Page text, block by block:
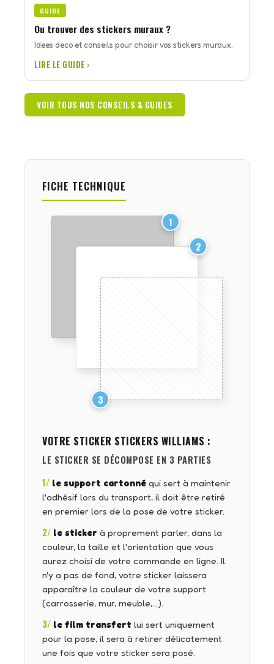
GUIDE
Ou trouver des stickers muraux ?
Idees deco et conseils pour choisir vos stickers muraux.
LIRE LE GUIDE ›
VOIR TOUS NOS CONSEILS & GUIDES
FICHE TECHNIQUE
1
2
3
VOTRE STICKER STICKERS WILLIAMS :
LE STICKER SE DÉCOMPOSE EN 3 PARTIES
1/ le support cartonné qui sert à maintenir
l'adhésif lors du transport, il doit être retiré
en premier lors de la pose de votre sticker.
2/ le sticker à proprement parler, dans la
couleur, la taille et l'orientation que vous
aurez choisi de votre commande en ligne. Il
n'y a pas de fond, votre sticker laissera
apparaître la couleur de votre support
(carrosserie, mur, meuble,…).
3/ le film transfert lui sert uniquement
pour la pose, il sera à retirer délicatement
une fois que votre sticker sera posé.